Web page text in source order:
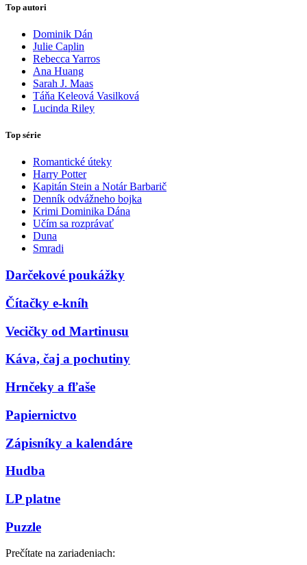
Top autori
Dominik Dán
Julie Caplin
Rebecca Yarros
Ana Huang
Sarah J. Maas
Táňa Keleová Vasilková
Lucinda Riley
Top série
Romantické úteky
Harry Potter
Kapitán Stein a Notár Barbarič
Denník odvážneho bojka
Krimi Dominika Dána
Učím sa rozprávať
Duna
Smradi
Darčekové poukážky
Čítačky e-kníh
Vecičky od Martinusu
Káva, čaj a pochutiny
Hrnčeky a fľaše
Papiernictvo
Zápisníky a kalendáre
Hudba
LP platne
Puzzle
Prečítate na zariadeniach: